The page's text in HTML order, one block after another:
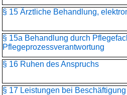
§ 15 Ärztliche Behandlung,
§ 15a Behandlung durch
Pflegeprozessverantwortung
§ 16 Ruhen des Anspruchs
§ 17 Leistungen bei